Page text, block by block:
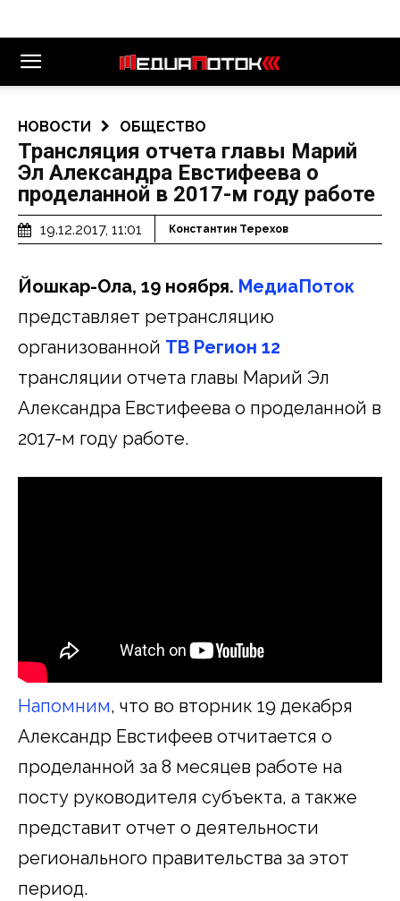
НОВОСТИ ОБЩЕСТВО
Трансляция отчета главы Марий
Эл Александра Евстифеева о
проделанной в 2017-м году работе
19.12.2017, 11:01 Константин Терехов
Йошкар-Ола, 19 ноября. МедиаПоток
представляет ретрансляцию
организованной ТВ Регион 12
трансляции отчета главы Марий Эл
Александра Евстифеева о проделанной в
2017-м году работе.
Напомним, что во вторник 19 декабря
Александр Евстифеев отчитается о
проделанной за 8 месяцев работе на
посту руководителя субъекта, а также
представит отчет о деятельности
регионального правительства за этот
период.